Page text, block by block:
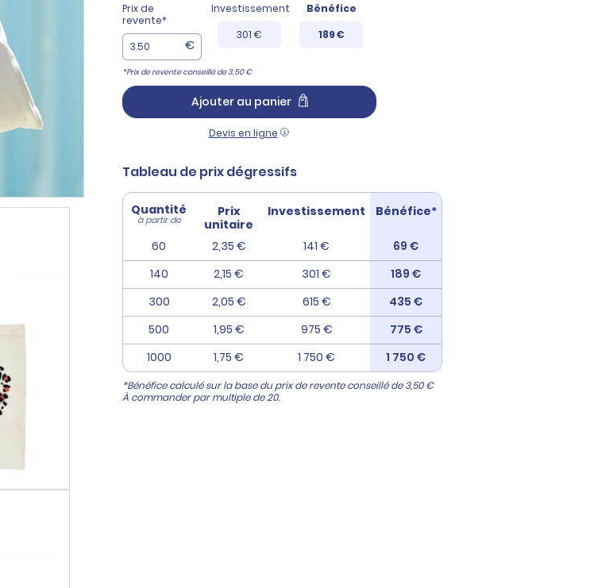
Prix de
revente*
€
Investissement
301 €
Bénéfice
189 €
*Prix de revente conseillé de 3,50 €
Ajouter au panier
Devis en ligne
Tableau de prix dégressifs
Quantité
à partir de
Prix
unitaire
Investissement Bénéfice*
60 2,35 € 141 €
69 €
140
2,15 € 301 €
189 €
300
2,05 € 615 €
435 €
500
1,95 € 975 €
775 €
1000
1,75 € 1 750 € 1 750 €
*Bénéfice calculé sur la base du prix de revente conseillé de 3,50 €
À commander par multiple de 20.